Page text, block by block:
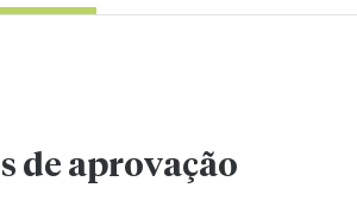
de aprovação